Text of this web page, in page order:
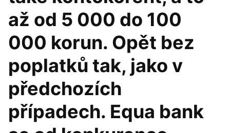
až od 5 000 do 100
000 korun. Opět bez
poplatků tak, jako v
předchozích
případech. Equa bank